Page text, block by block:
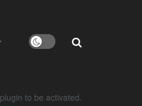
plugin to be activated.